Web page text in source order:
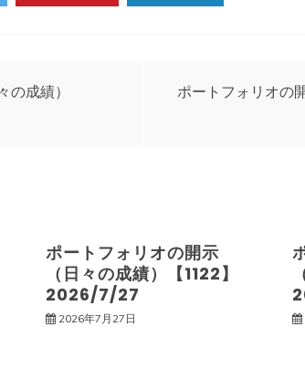
成績）
ポートフォリオの
ポートフォリオの開示
（日々の成績）【1122】
2026/7/27
2026年7月27日